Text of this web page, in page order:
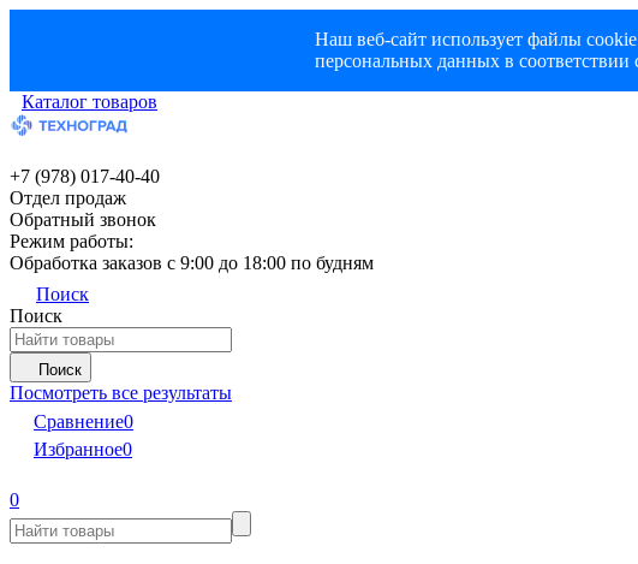
Наш веб-сайт использует файлы
персональных данных в соответствии
Каталог товаров
+7 (978) 017-40-40
Отдел продаж
Обратный звонок
Режим работы:
Обработка заказов с 9:00 до 18:00 по будням
Поиск
Поиск
Поиск
Посмотреть все результаты
Сравнение0
Избранное0
0